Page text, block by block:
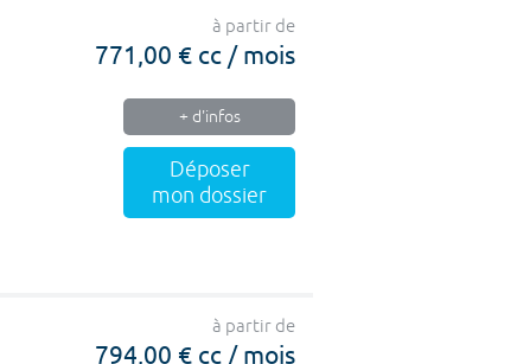
à partir de
771,00 € cc / mois
+ d'infos
Déposer
mon dossier
à partir de
794,00 € cc / mois